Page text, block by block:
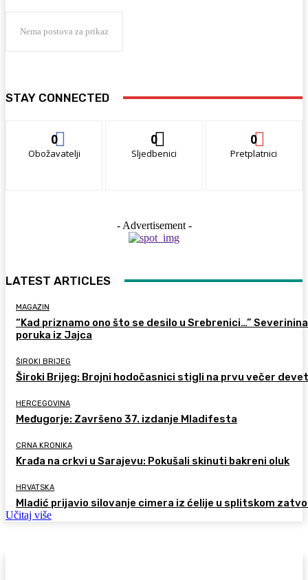
Nema postova za prikaz
STAY CONNECTED
0
Obožavatelji
0
Sljedbenici
0
Pretplatnici
- Advertisement -
LATEST ARTICLES
MAGAZIN
“Kad priznamo ono što se desilo u Srebrenici…” Severinina
poruka iz Jajca
ŠIROKI BRIJEG
Široki Brijeg: Brojni hodočasnici stigli na prvu večer
HERCEGOVINA
Međugorje: Završeno 37. izdanje Mladifesta
CRNA KRONIKA
Krađa na crkvi u Sarajevu: Pokušali skinuti bakreni oluk
HRVATSKA
Mladić prijavio silovanje cimera iz ćelije u splitskom
Učitaj više